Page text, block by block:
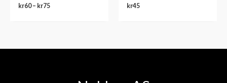
kr60– kr75 kr45